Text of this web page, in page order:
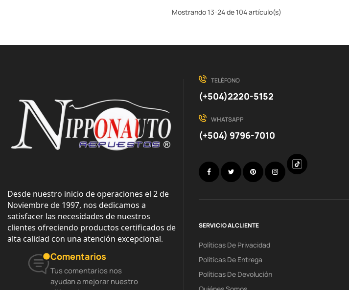
Mostrando 13-24 de 104 artículo(s)
Desde nuestro inicio de operaciones el 2 de
Noviembre de 1997, nos dedicamos a
satisfacer las necesidades de nuestros
clientes ofreciendo productos certificados de
alta calidad con una atención excepcional.
Comentarios
Tus comentarios nos
ayudan a mejorar nuestro
TELÉFONO
(+504)2220-5152
WHATSAPP
(+504) 9796-7010
Facebook
TwitterPinterestInstagram
Discord
SERVICIO AL CLIENTE
Políticas De Privacidad
Políticas De Entrega
Políticas De Devolución